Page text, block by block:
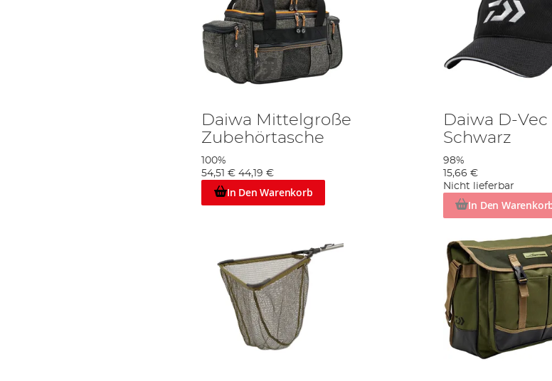
Daiwa Mittelgroße
Zubehörtasche
100%
54,51 € 44,19 €
In Den Warenkorb
Daiwa D-
Schwarz
98%
15,66 €
Nicht lieferbar
In Den